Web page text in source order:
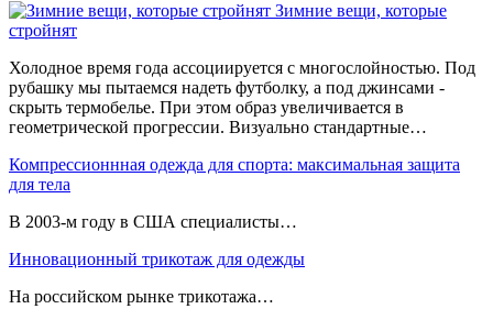
Зимние вещи, которые
стройнят
Холодное время года ассоциируется с многослойностью. Под
рубашку мы пытаемся надеть футболку, а под джинсами -
скрыть термобелье. При этом образ увеличивается в
геометрической прогрессии. Визуально стандартные…
Компрессионнная одежда для спорта: максимальная защита
для тела
В 2003-м году в США специалисты…
Инновационный трикотаж для одежды
На российском рынке трикотажа…